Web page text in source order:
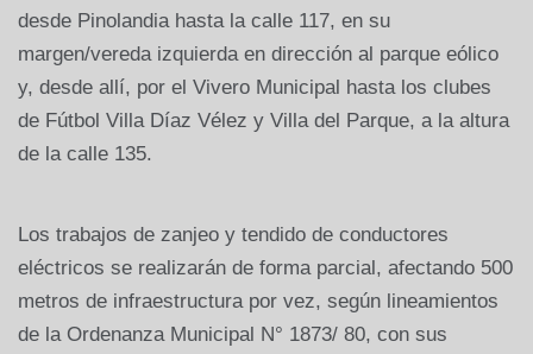
desde Pinolandia hasta la calle 117, en su
margen/vereda izquierda en dirección al parque eólico
y, desde allí, por el Vivero Municipal hasta los clubes
de Fútbol Villa Díaz Vélez y Villa del Parque, a la altura
de la calle 135.
Los trabajos de zanjeo y tendido de conductores
eléctricos se realizarán de forma parcial, afectando 500
metros de infraestructura por vez, según lineamientos
de la Ordenanza Municipal N° 1873/ 80, con sus